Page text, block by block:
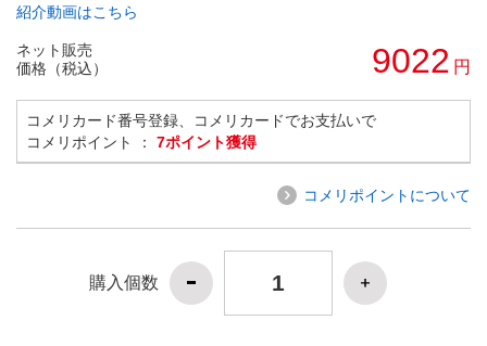
紹介動画はこちら
ネット販売
価格（税込）
9022 円
コメリカード番号登録、コメリカードでお支払いで
コメリポイント ： 7ポイント獲得
コメリポイントについて
購入個数